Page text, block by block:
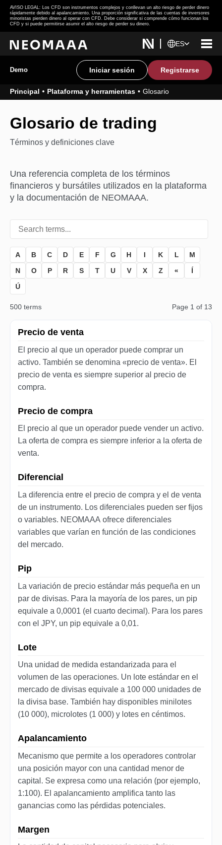
AVISO LEGAL: Los CFD son instrumentos complejos y conllevan un alto riesgo de perder dinero
rápidamente debido al apalancamiento. Una proporción significativa de las cuentas de inversores
minoristas pierden dinero al operar con CFD. Debe considerar si comprende cómo funcionan los
CFD y si puede permitirse asumir el alto riesgo de perder su dinero.
ES
Demo Iniciar sesión Registrarse
Principal Plataforma y herramientas Glosario
Glosario de trading
Términos y definiciones clave
Una referencia completa de los términos
financieros y bursátiles utilizados en la plataforma
y la documentación de NEOMAAA.
A B C D E F G H I K L M
N O P R S T U V X Z « Í
Ú
500 terms Page 1 of 13
Precio de venta
El precio al que un operador puede comprar un
activo. También se denomina «precio de venta». El
precio de venta es siempre superior al precio de
compra.
Precio de compra
El precio al que un operador puede vender un activo.
La oferta de compra es siempre inferior a la oferta de
venta.
Diferencial
La diferencia entre el precio de compra y el de venta
de un instrumento. Los diferenciales pueden ser fijos
o variables. NEOMAAA ofrece diferenciales
variables que varían en función de las condiciones
del mercado.
Pip
La variación de precio estándar más pequeña en un
par de divisas. Para la mayoría de los pares, un pip
equivale a 0,0001 (el cuarto decimal). Para los pares
con el JPY, un pip equivale a 0,01.
Lote
Una unidad de medida estandarizada para el
volumen de las operaciones. Un lote estándar en el
mercado de divisas equivale a 100 000 unidades de
la divisa base. También hay disponibles minilotes
(10 000), microlotes (1 000) y lotes en céntimos.
Apalancamiento
Mecanismo que permite a los operadores controlar
una posición mayor con una cantidad menor de
capital. Se expresa como una relación (por ejemplo,
1:100). El apalancamiento amplifica tanto las
ganancias como las pérdidas potenciales.
Margen